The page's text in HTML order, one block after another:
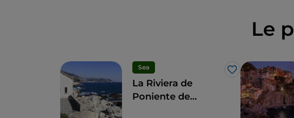
Le
Sea
Me gusta
La Riviera de
Poniente de